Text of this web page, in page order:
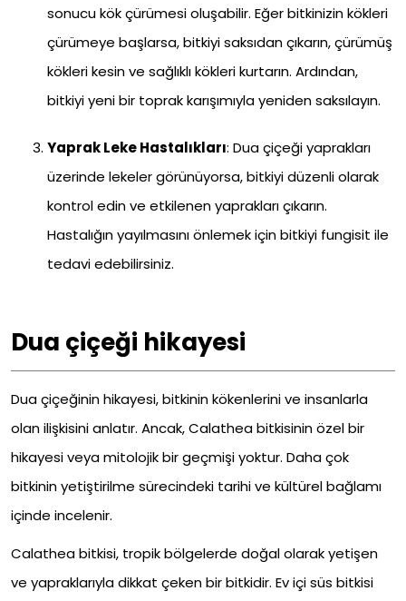
sonucu kök çürümesi oluşabilir. Eğer bitkinizin kökleri
çürümeye başlarsa, bitkiyi saksıdan çıkarın, çürümüş
kökleri kesin ve sağlıklı kökleri kurtarın. Ardından,
bitkiyi yeni bir toprak karışımıyla yeniden saksılayın.
Yaprak Leke Hastalıkları: Dua çiçeği yaprakları
üzerinde lekeler görünüyorsa, bitkiyi düzenli olarak
kontrol edin ve etkilenen yaprakları çıkarın.
Hastalığın yayılmasını önlemek için bitkiyi fungisit ile
tedavi edebilirsiniz.
Dua çiçeği hikayesi
Dua çiçeğinin hikayesi, bitkinin kökenlerini ve insanlarla
olan ilişkisini anlatır. Ancak, Calathea bitkisinin özel bir
hikayesi veya mitolojik bir geçmişi yoktur. Daha çok
bitkinin yetiştirilme sürecindeki tarihi ve kültürel bağlamı
içinde incelenir.
Calathea bitkisi, tropik bölgelerde doğal olarak yetişen
ve yapraklarıyla dikkat çeken bir bitkidir. Ev içi süs bitkisi